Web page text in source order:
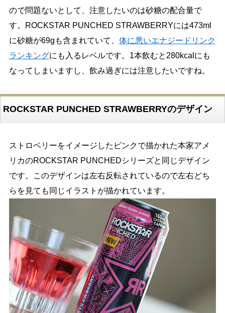
ので問題ないとして、注意したいのは砂糖の配合量で
す。ROCKSTAR PUNCHED STRAWBERRYには473ml
に砂糖が69gも含まれていて、 体に悪いエナジードリンク
ランキングにも入るレベルです。1本飲むと280kcalにも
なってしまいますし、飲み過ぎには注意したいですね。
ROCKSTAR PUNCHED STRAWBERRYのデザイン
ストロベリーをイメージしたピンクで描かれた本家アメ
リカのROCKSTAR PUNCHEDシリーズと同じデザイン
です。このデザインは左右反転されているので左右どち
らを見ても同じイラストが描かれています。